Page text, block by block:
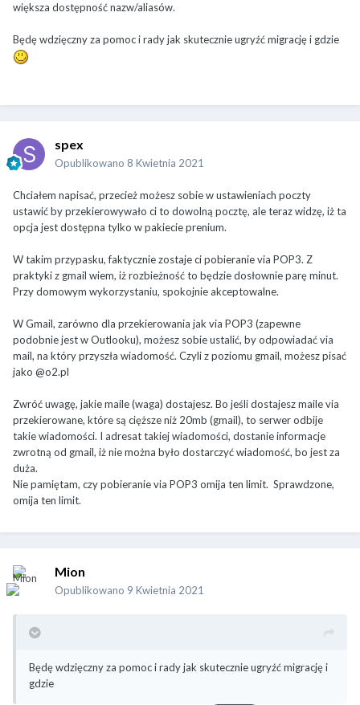
większa dostępność nazw/aliasów.
Będę wdzięczny za pomoc i rady jak skutecznie ugryźć migrację i gdzie
spex
Opublikowano 8 Kwietnia 2021
Chciałem napisać, przecież możesz sobie w ustawieniach poczty
ustawić by przekierowywało ci to dowolną pocztę, ale teraz widzę, iż ta
opcja jest dostępna tylko w pakiecie prenium.
W takim przypasku, faktycznie zostaje ci pobieranie via POP3. Z
praktyki z gmail wiem, iż rozbieżność to będzie dosłownie parę minut.
Przy domowym wykorzystaniu, spokojnie akceptowalne.
W Gmail, zarówno dla przekierowania jak via POP3 (zapewne
podobnie jest w Outlooku), możesz sobie ustalić, by odpowiadać via
mail, na który przyszła wiadomość. Czyli z poziomu gmail, możesz pisać
jako @o2.pl
Zwróć uwagę, jakie maile (waga) dostajesz. Bo jeśli dostajesz maile via
przekierowane, które są cięższe niż 20mb (gmail), to serwer odbije
takie wiadomości. I adresat takiej wiadomości, dostanie informacje
zwrotną od gmail, iż nie można było dostarczyć wiadomość, bo jest za
duża.
Nie pamiętam, czy pobieranie via POP3 omija ten limit. Sprawdzone,
omija ten limit.
Mion
Opublikowano 9 Kwietnia 2021
Będę wdzięczny za pomoc i rady jak skutecznie ugryźć migrację i
gdzie